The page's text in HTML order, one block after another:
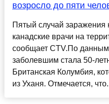
возросло до пяти
Пятый случай
канадские врачи на
сообщает СTV.По данным
заболевшим стала 50-
Британская Колумбия,
из Уханя. Отмечается,